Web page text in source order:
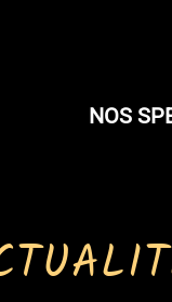
NOS